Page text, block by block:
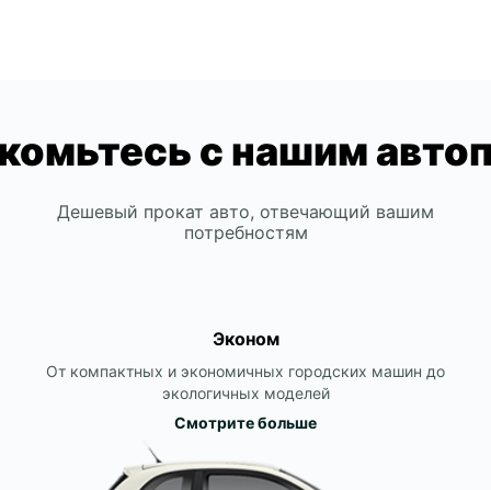
с нашим
Дешевый прокат авто, отвечающий вашим
потребностям
Эконом
От компактных и экономичных городских машин до
экологичных моделей
Смотрите больше